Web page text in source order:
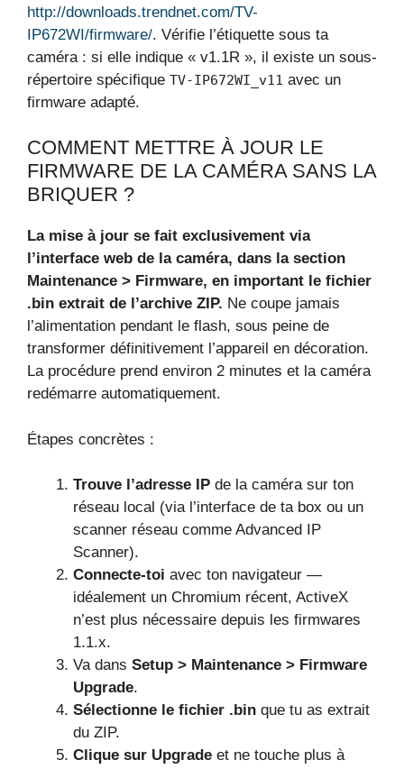
http://downloads.trendnet.com/TV-
IP672WI/firmware/. Vérifie l’étiquette sous ta
caméra : si elle indique « v1.1R », il existe un sous-
répertoire spécifique TV-IP672WI_v11 avec un
firmware adapté.
COMMENT METTRE À JOUR LE
FIRMWARE DE LA CAMÉRA SANS LA
BRIQUER ?
La mise à jour se fait exclusivement via
l’interface web de la caméra, dans la section
Maintenance > Firmware, en important le fichier
.bin extrait de l’archive ZIP. Ne coupe jamais
l’alimentation pendant le flash, sous peine de
transformer définitivement l’appareil en décoration.
La procédure prend environ 2 minutes et la caméra
redémarre automatiquement.
Étapes concrètes :
Trouve l’adresse IP de la caméra sur ton
réseau local (via l’interface de ta box ou un
scanner réseau comme Advanced IP
Scanner).
Connecte-toi avec ton navigateur —
idéalement un Chromium récent, ActiveX
n’est plus nécessaire depuis les firmwares
1.1.x.
Va dans Setup > Maintenance > Firmware
Upgrade.
Sélectionne le fichier .bin que tu as extrait
du ZIP.
Clique sur Upgrade et ne touche plus à